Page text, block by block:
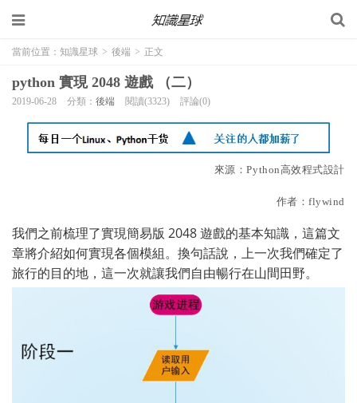
當前位置： 知識星球 > 後端 > 正文
python 實現 2048 遊戲 （二）
2019-06-28 分類： 後端 閱讀(3323) 評論(0)
來源：Python高效程式設計
作者：flywind
我們之前梳理了實現簡易版 2048 遊戲的基本知識，這篇文
章將介紹如何實現各個模組。換句話說，上一次我們確定了
旅行的目的地，這一次就讓我們自由暢行在山間田野。